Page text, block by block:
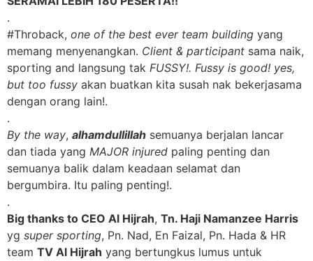
.
#Throback, one of the best ever team building yang
memang menyenangkan. Client & participant sama naik,
sporting and langsung tak FUSSY!. Fussy is good! yes,
but too fussy akan buatkan kita susah nak bekerjasama
dengan orang lain!.
.
By the way, alhamdullillah semuanya berjalan lancar
dan tiada yang MAJOR injured paling penting dan
semuanya balik dalam keadaan selamat dan
bergumbira. Itu paling penting!.
.
Big thanks to CEO Al Hijrah, Tn. Haji Namanzee Harris
yg super sporting, Pn. Nad, En Faizal, Pn. Hada & HR
team TV Al Hijrah yang bertungkus lumus untuk